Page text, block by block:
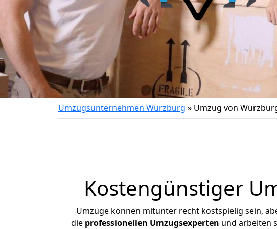
Umzugsunternehmen Würzburg » Umzug von
Kostengünstiger
Umzüge können mitunter recht kostspielig sein,
die professionellen Umzugsexperten und arbeiten